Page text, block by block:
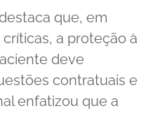
que, em
a proteção à
deve
contratuais e
enfatizou que a